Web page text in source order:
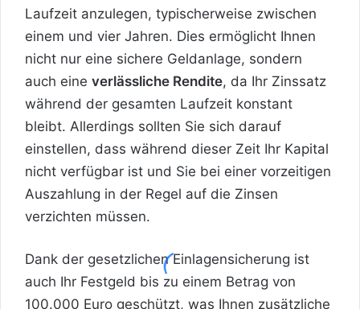
Laufzeit anzulegen, typischerweise zwischen
einem und vier Jahren. Dies ermöglicht Ihnen
nicht nur eine sichere Geldanlage, sondern
auch eine verlässliche Rendite, da Ihr Zinssatz
während der gesamten Laufzeit konstant
bleibt. Allerdings sollten Sie sich darauf
einstellen, dass während dieser Zeit Ihr Kapital
nicht verfügbar ist und Sie bei einer vorzeitigen
Auszahlung in der Regel auf die Zinsen
verzichten müssen.
Dank der gesetzlichen Einlagensicherung ist
auch Ihr Festgeld bis zu einem Betrag von
100.000 Euro geschützt, was Ihnen zusätzliche